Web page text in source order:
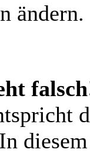
ändern.